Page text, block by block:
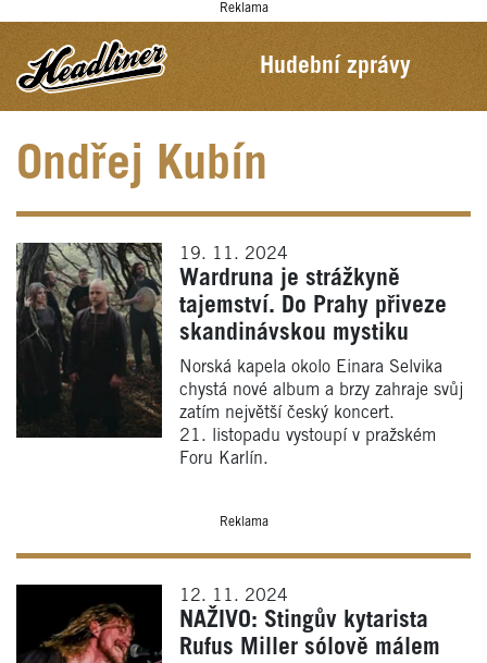
Reklama
Hudební zprávy
Ondřej Kubín
19. 11. 2024
Wardruna je strážkyně
tajemství. Do Prahy přiveze
skandinávskou mystiku
Norská kapela okolo Einara Selvika
chystá nové album a brzy zahraje svůj
zatím největší český koncert.
21. listopadu vystoupí v pražském
Foru Karlín.
Reklama
12. 11. 2024
NAŽIVO: Stingův kytarista
Rufus Miller sólově málem